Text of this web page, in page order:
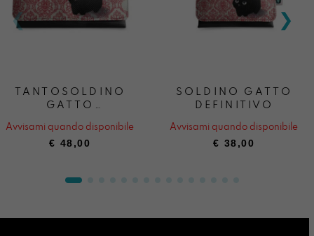
TANTOSOLDINO
GATTO
Avvisami quando disponibile
€ 48,00
SOLDINO GATTO
DEFINITIVO
Avvisami quando disponibile
€ 38,00